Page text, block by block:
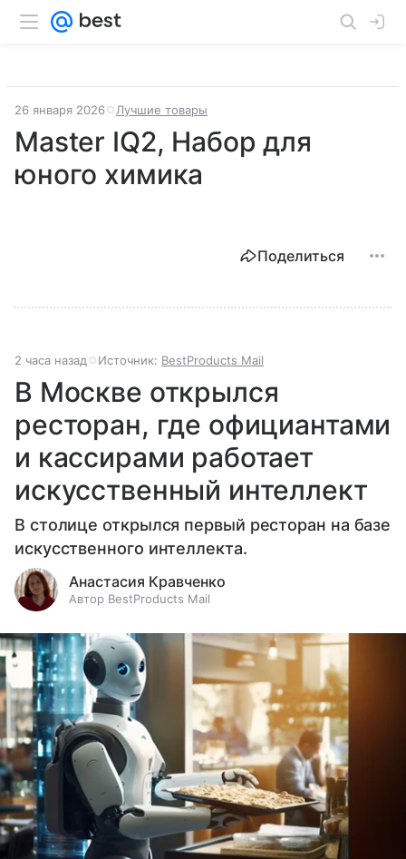
26 января 2026 Лучшие товары
Master IQ2, Набор для
юного химика
Поделиться
2 часа назад Источник: BestProducts Mail
В Москве открылся
ресторан, где официантами
и кассирами работает
искусственный интеллект
В столице открылся первый ресторан на базе
искусственного интеллекта.
Анастасия Кравченко
Автор BestProducts Mail